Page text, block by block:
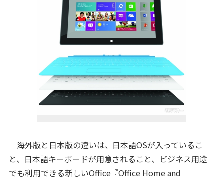
海外版と日本版の違いは、日本語OSが入っているこ
と、日本語キーボードが用意されること、ビジネス用途
でも利用できる新しいOffice『Office Home and